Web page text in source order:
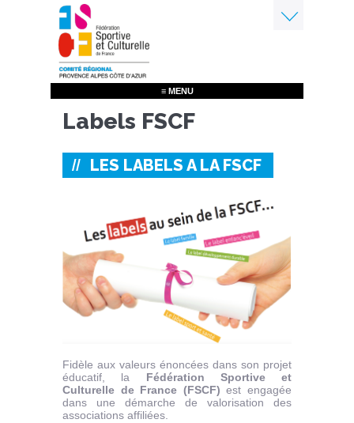
Aller
au
contenu
principal
≡ MENU
Labels FSCF
LES LABELS A LA FSCF
Fidèle aux valeurs énoncées dans son projet
éducatif, la Fédération Sportive et
Culturelle de France (FSCF) est engagée
dans une démarche de valorisation des
associations affiliées.